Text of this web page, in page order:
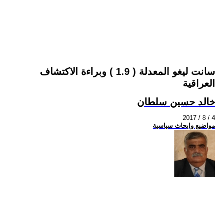
سانت ليغو المعدلة ( 1.9 ) وبراءة الاكتشاف
العراقية
خالد حسين سلطان
2017 / 8 / 4
مواضيع وابحاث سياسية